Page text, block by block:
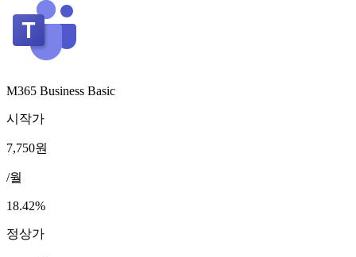
M365 Business Basic
시작가
7,750원
/월
18.42%
정상가